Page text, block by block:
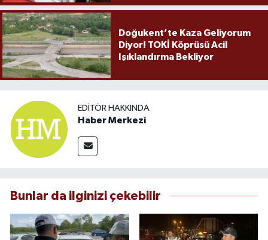
Doğukent’te Kaza Geliyorum
Diyor! TOKİ Köprüsü Acil
Işıklandırma Bekliyor
EDITÖR HAKKINDA
Haber Merkezi
Bunlar da ilginizi çekebilir